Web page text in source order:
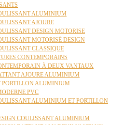
ALUMINIUM
AJOURE
DESIGN MOTORISE
MOTORISÉ DESIGN
CLASSIQUE
CONTEMPORAINS
À DEUX VANTAUX
AJOURE ALUMINIUM
PORTILLON ALUMINIUM
PVC
ALUMINIUM ET PORTILLON
COULISSANT ALUMINIUM